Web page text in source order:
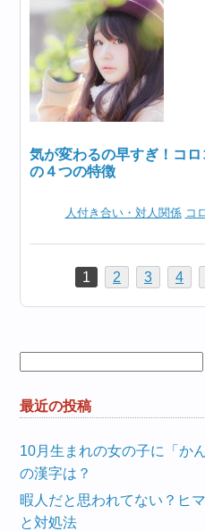
気が変わるの早すぎ！コ
の４つの特徴
人付き合い・対人関係 コ
1 2 3 4
最近の投稿
10月生まれの女の子に「か
の漢字は？
暇人だと思われてない？ヒ
と対処法